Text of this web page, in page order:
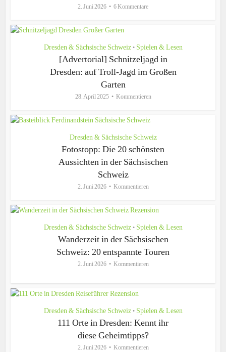
2. Juni 2026 6 Kommentare
Dresden & Sächsische Schweiz • Spielen & Lesen
[Advertorial] Schnitzeljagd in
Dresden: auf Troll-Jagd im Großen
Garten
28. April 2025 Kommentieren
Dresden & Sächsische Schweiz
Fotostopp: Die 20 schönsten
Aussichten in der Sächsischen
Schweiz
2. Juni 2026 Kommentieren
Dresden & Sächsische Schweiz • Spielen & Lesen
Wanderzeit in der Sächsischen
Schweiz: 20 entspannte Touren
2. Juni 2026 Kommentieren
Dresden & Sächsische Schweiz • Spielen & Lesen
111 Orte in Dresden: Kennt ihr
diese Geheimtipps?
2. Juni 2026 Kommentieren